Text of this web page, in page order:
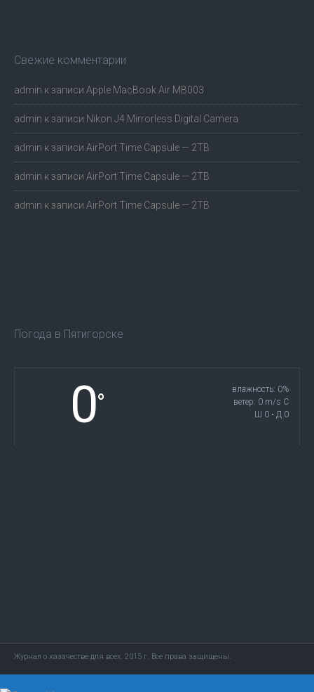
Свежие комментарии
admin к записи Apple MacBook Air MB003
admin к записи Nikon J4 Mirrorless Digital Camera
admin к записи AirPort Time Capsule — 2TB
admin к записи AirPort Time Capsule — 2TB
admin к записи AirPort Time Capsule — 2TB
Погода в Пятигорске
0°
влажность: 0%
ветер: 0 m/s С
Ш 0 • Д 0
Журнал о казачестве для всех. 2015 г. Все права защищены.